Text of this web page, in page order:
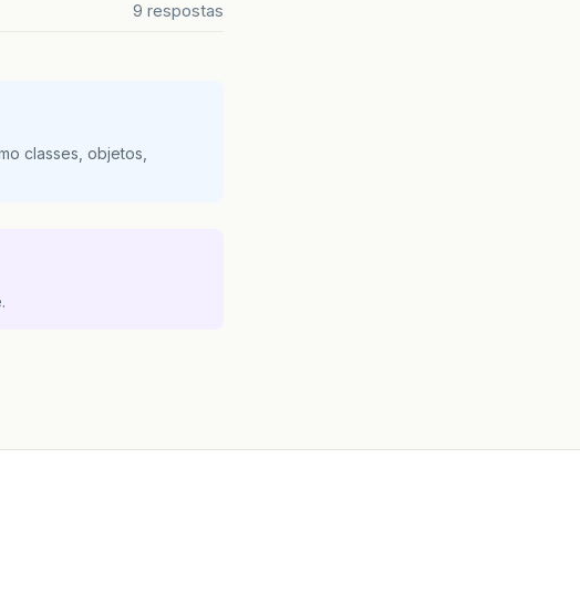
9 respostas
classes, objetos,